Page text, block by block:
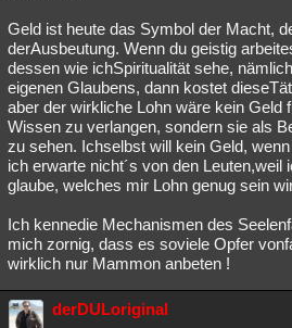
Geld ist heute das Symbol der Macht,
derAusbeutung. Wenn du geistig
dessen wie ichSpiritualität sehe,
eigenen Glaubens, dann kostet
aber der wirkliche Lohn wäre kein Geld
Wissen zu verlangen, sondern sie als
zu sehen. Ichselbst will kein Geld,
ich erwarte nicht´s von den Leuten,weil
glaube, welches mir Lohn genug sein
Ich kennedie Mechanismen des
mich zornig, dass es soviele Opfer
wirklich nur Mammon anbeten !
derDULoriginal